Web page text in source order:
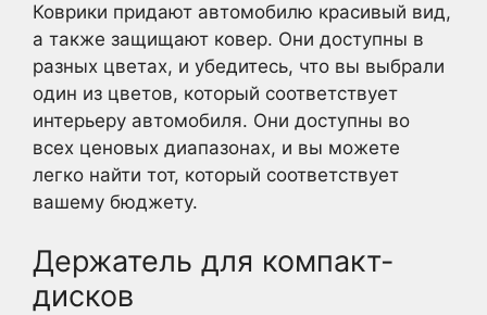
Коврики придают автомобилю красивый вид,
а также защищают ковер. Они доступны в
разных цветах, и убедитесь, что вы выбрали
один из цветов, который соответствует
интерьеру автомобиля. Они доступны во
всех ценовых диапазонах, и вы можете
легко найти тот, который соответствует
вашему бюджету.
Держатель для компакт-
дисков